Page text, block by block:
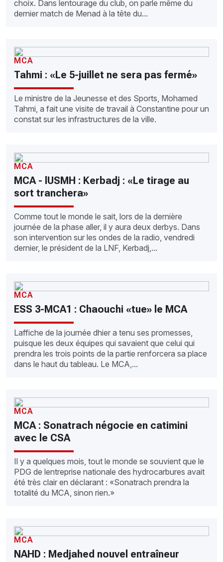
choix. Dans lentourage du club, on parle même du
dernier match de Menad à la tête du...
MCA
Tahmi : «Le 5-juillet ne sera pas fermé»
Le ministre de la Jeunesse et des Sports, Mohamed
Tahmi, a fait une visite de travail à Constantine pour un
constat sur les infrastructures de la ville.
MCA
MCA - lUSMH : Kerbadj : «Le tirage au
sort tranchera»
Comme tout le monde le sait, lors de la dernière
journée de la phase aller, il y aura deux derbys. Dans
son intervention sur les ondes de la radio, vendredi
dernier, le président de la LNF, Kerbadj,...
MCA
ESS 3-MCA1 : Chaouchi «tue» le MCA
Laffiche de la journée dhier a tenu ses promesses,
puisque les deux équipes qui savaient que celui qui
prendra les trois points de la partie renforcera sa place
dans le haut du tableau. Le MCA,...
MCA
MCA : Sonatrach négocie en catimini
avec le CSA
Il y a quelques mois, tout le monde se souvient que le
PDG de lentreprise nationale des hydrocarbures avait
été très clair en déclarant : «Sonatrach prendra la
totalité du MCA, sinon rien.»
MCA
NAHD : Medjahed nouvel entraîneur